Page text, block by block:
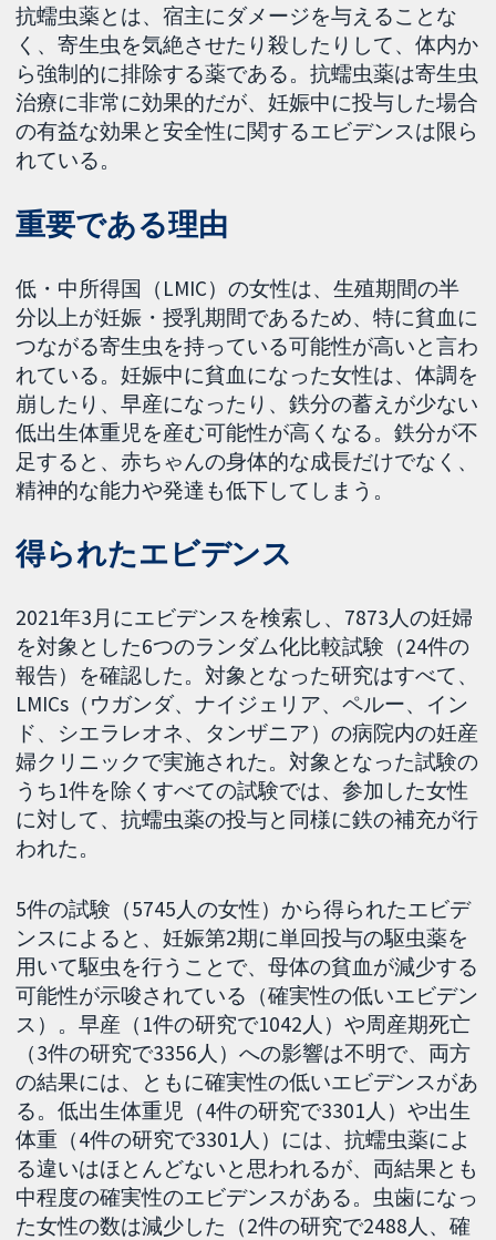
抗蠕虫薬とは、宿主にダメージを与えることな
く、寄生虫を気絶させたり殺したりして、体内か
ら強制的に排除する薬である。抗蠕虫薬は寄生虫
治療に非常に効果的だが、妊娠中に投与した場合
の有益な効果と安全性に関するエビデンスは限ら
れている。
重要である理由
低・中所得国（LMIC）の女性は、生殖期間の半
分以上が妊娠・授乳期間であるため、特に貧血に
つながる寄生虫を持っている可能性が高いと言わ
れている。妊娠中に貧血になった女性は、体調を
崩したり、早産になったり、鉄分の蓄えが少ない
低出生体重児を産む可能性が高くなる。鉄分が不
足すると、赤ちゃんの身体的な成長だけでなく、
精神的な能力や発達も低下してしまう。
得られたエビデンス
2021年3月にエビデンスを検索し、7873人の妊婦
を対象とした6つのランダム化比較試験（24件の
報告）を確認した。対象となった研究はすべて、
LMICs（ウガンダ、ナイジェリア、ペルー、イン
ド、シエラレオネ、タンザニア）の病院内の妊産
婦クリニックで実施された。対象となった試験の
うち1件を除くすべての試験では、参加した女性
に対して、抗蠕虫薬の投与と同様に鉄の補充が行
われた。
5件の試験（5745人の女性）から得られたエビデ
ンスによると、妊娠第2期に単回投与の駆虫薬を
用いて駆虫を行うことで、母体の貧血が減少する
可能性が示唆されている（確実性の低いエビデン
ス）。早産（1件の研究で1042人）や周産期死亡
（3件の研究で3356人）への影響は不明で、両方
の結果には、ともに確実性の低いエビデンスがあ
る。低出生体重児（4件の研究で3301人）や出生
体重（4件の研究で3301人）には、抗蠕虫薬によ
る違いはほとんどないと思われるが、両結果とも
中程度の確実性のエビデンスがある。虫歯になっ
た女性の数は減少した（2件の研究で2488人、確